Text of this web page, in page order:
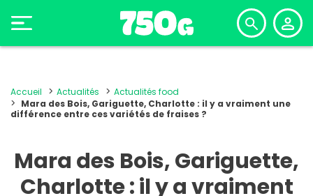
Accueil Actualités
Actualités food
Mara des Bois, Gariguette, Charlotte : il y a vraiment une
différence entre ces variétés de fraises ?
Mara des Bois, Gariguette,
Charlotte : il y a vraiment